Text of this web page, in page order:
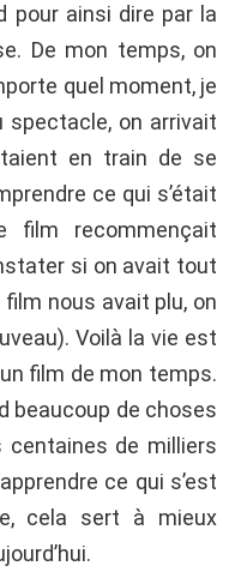
pour ainsi dire par la
De mon temps, on
quel moment, je
spectacle, on arrivait
en train de se
ce qui s’était
film recommençait
si on avait tout
nous avait plu, on
Voilà la vie est
film de mon temps.
beaucoup de choses
centaines de milliers
ce qui s’est
cela sert à mieux